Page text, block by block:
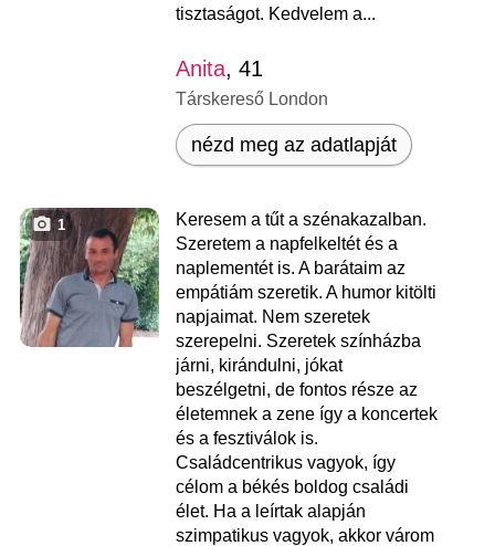
tisztaságot. Kedvelem a...
Anita, 41
Társkereső London
nézd meg az adatlapját
1
Keresem a tűt a szénakazalban.
Szeretem a napfelkeltét és a
naplementét is. A barátaim az
empátiám szeretik. A humor kitölti
napjaimat. Nem szeretek
szerepelni. Szeretek színházba
járni, kirándulni, jókat
beszélgetni, de fontos része az
életemnek a zene így a koncertek
és a fesztiválok is.
Családcentrikus vagyok, így
célom a békés boldog családi
élet. Ha a leírtak alapján
szimpatikus vagyok, akkor várom